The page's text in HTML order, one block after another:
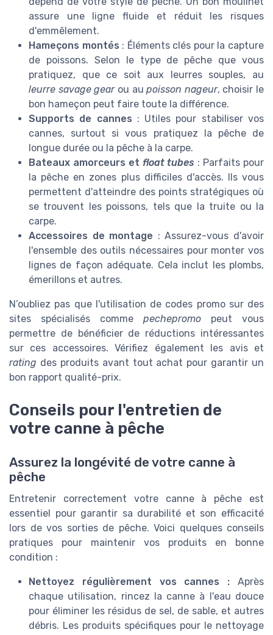
assure une ligne fluide et réduit les risques
d'emmêlement.
Hameçons montés : Éléments clés pour la capture
de poissons. Selon le type de pêche que vous
pratiquez, que ce soit aux leurres souples, au
leurre savage gearou aupoisson nageur, choisir le
bon hameçon peut faire toute la différence.
Supports de cannes : Utiles pour stabiliser vos
cannes, surtout si vous pratiquez la pêche de
longue durée ou la pêche à la carpe.
Bateaux amorceurs et float tubes : Parfaits pour
la pêche en zones plus difficiles d'accès. Ils vous
permettent d'atteindre des points stratégiques où
se trouvent les poissons, tels que la truite ou la
carpe.
Accessoires de montage : Assurez-vous d'avoir
l'ensemble des outils nécessaires pour monter vos
lignes de façon adéquate. Cela inclut les plombs,
émerillons et autres.
N’oubliez pas que l'utilisation de codes promo sur des
sites spécialisés comme pechepromo peut vous
permettre de bénéficier de réductions intéressantes
sur ces accessoires. Vérifiez également les avis et
rating des produits avant tout achat pour garantir un
bon rapport qualité-prix.
Conseils pour l'entretien de
votre canne à pêche
Assurez la longévité de votre canne à
pêche
Entretenir correctement votre canne à pêche est
essentiel pour garantir sa durabilité et son efficacité
lors de vos sorties de pêche. Voici quelques conseils
pratiques pour maintenir vos produits en bonne
condition :
Nettoyez régulièrement vos cannes : Après
chaque utilisation, rincez la canne à l'eau douce
pour éliminer les résidus de sel, de sable, et autres
débris. Les produits spécifiques pour le nettoyage